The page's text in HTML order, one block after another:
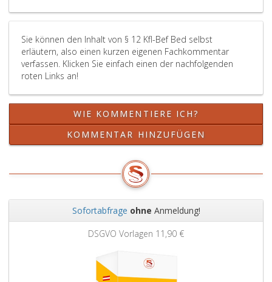
Sie können den Inhalt von § 12 Kfl-Bef Bed selbst
erläutern, also einen kurzen eigenen Fachkommentar
verfassen. Klicken Sie einfach einen der nachfolgenden
roten Links an!
WIE KOMMENTIERE ICH?
KOMMENTAR HINZUFÜGEN
Sofortabfrage ohne Anmeldung!
DSGVO Vorlagen 11,90 €